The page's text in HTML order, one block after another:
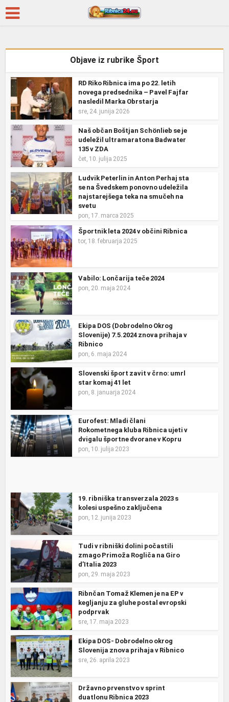
Objave iz rubrike Šport
RD Riko Ribnica ima po 22. letih
novega predsednika – Pavel Fajfar
nasledil Marka Obrstarja
sre, 24. junija 2026
Naš občan Boštjan Schönlieb se je
udeležil ultramaratona Badwater
135 v ZDA
čet, 10. julija 2025
Ludvik Peterlin in Anton Perhaj sta
se na Švedskem ponovno udeležila
najstarejšega teka na smučeh na
svetu
pon, 17. marca 2025
Športnik leta 2024 v občini Ribnica
tor, 18. februarja 2025
Vabilo: Lončarija teče 2024
pon, 20. maja 2024
Ekipa DOS (Dobrodelno Okrog
Slovenije) 7.5.2024 znova prihaja v
Ribnico
pon, 6. maja 2024
Slovenski šport zavit v črno: umrl
star komaj 41 let
pon, 8. januarja 2024
Eurofest: Mladi člani
Rokometnega kluba Ribnica ujeti v
dvigalu športne dvorane v Kopru
pon, 10. julija 2023
19. ribniška transverzala 2023 s
kolesi uspešno zaključena
pon, 12. junija 2023
Tudi v ribniški dolini počastili
zmago Primoža Rogliča na Giro
d’Italia 2023
pon, 29. maja 2023
Ribnčan Tomaž Klemen je na EP v
kegljanju za gluhe postal evropski
podprvak
sre, 17. maja 2023
Ekipa DOS- Dobrodelno okrog
Slovenija znova prihaja v Ribnico
sre, 26. aprila 2023
Državno prvenstvo v sprint
duatlonu Ribnica 2023